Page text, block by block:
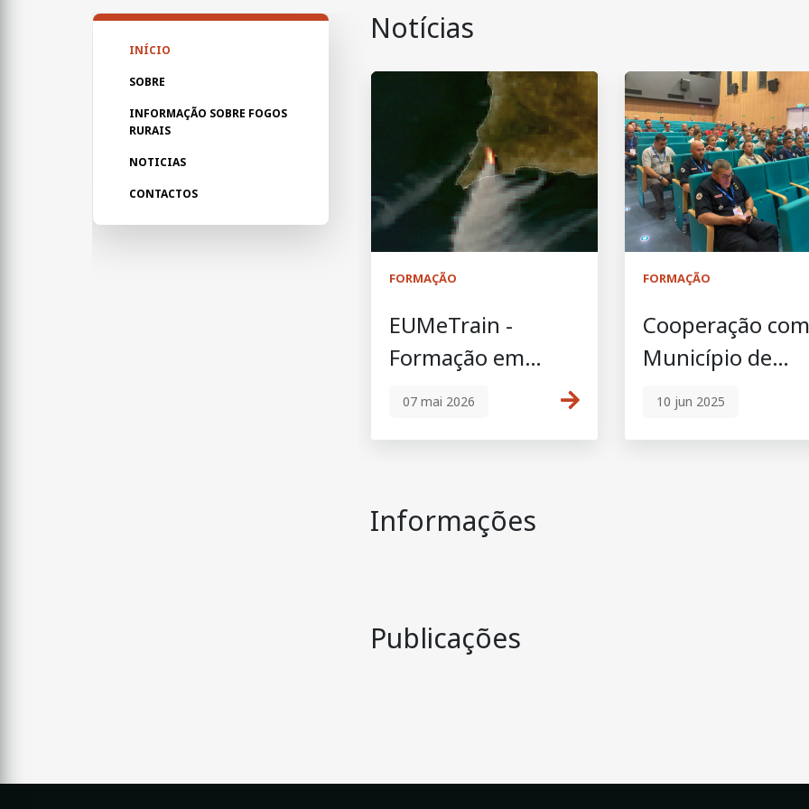
INÍCIO
SOBRE
INFORMAÇÃO SOBRE FOGOS
RURAIS
NOTICIAS
CONTACTOS
Notícias
FORMAÇÃO
EUMeTrain -
Formação em
dados de satélite
07 mai 2026
FORMAÇÃO
Cooperação com
Município de
Pedrógão
10 jun 2025
Informações
Publicações